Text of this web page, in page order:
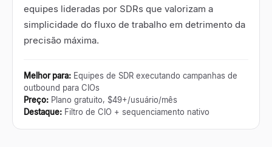
equipes lideradas por SDRs que valorizam a
simplicidade do fluxo de trabalho em detrimento da
precisão máxima.
Melhor para: Equipes de SDR executando campanhas de
outbound para CIOs
Preço: Plano gratuito, $49+/usuário/mês
Destaque: Filtro de CIO + sequenciamento nativo